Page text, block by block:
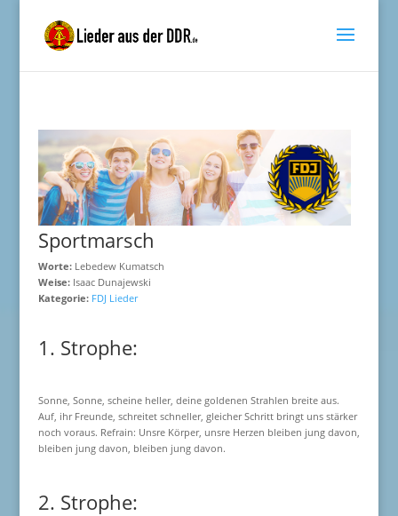
Sportmarsch
Worte:Lebedew Kumatsch
Weise:Isaac Dunajewski
Kategorie: FDJ Lieder
1. Strophe:
Sonne, Sonne, scheine heller, deine goldenen Strahlen breite aus.
Auf, ihr Freunde, schreitet schneller, gleicher Schritt bringt uns stärker
noch voraus. Refrain: Unsre Körper, unsre Herzen bleiben jung davon,
bleiben jung davon, bleiben jung davon.
2. Strophe: